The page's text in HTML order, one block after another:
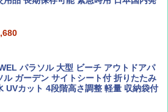
No.89 特集 星野道夫 夢見る旅
（エアライン）2026年9月号【特
ボーイング110周年を祝して！
地球の歩き方 チェコ ポーランド スロヴ
地球の歩き方 イタリア 2026～2027 地
歩き方A ヨーロッパ
るだけ パッとサッとテント ブラックコ
ィング フルクローズ メッシュ 3-4人用
設置 ポップアップテント エクルベージ
仕様) PATC-150B(EB)
パラソル 大型 ビーチ アウトドアパ
ル ガーデン サイトシート付 折りたたみ
UVカット 4段階高さ調整 軽量 収納袋付